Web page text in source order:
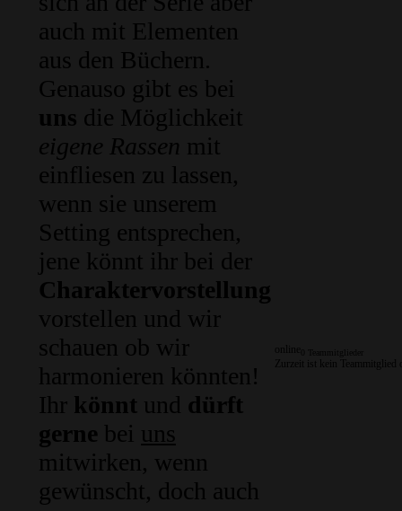
auch mit Elementen
aus den Büchern.
Genauso gibt es bei
uns die Möglichkeit
eigene Rassen mit
einfliesen zu lassen,
wenn sie unserem
Setting entsprechen,
jene könnt ihr bei der
Charaktervorstellung
vorstellen und wir
schauen ob wir
harmonieren könnten!
Ihr könnt und dürft
gerne bei uns
mitwirken, wenn
gewünscht, doch auch
online
Zurzeit ist kein Teammitglied